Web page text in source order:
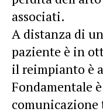
associati.
A distanza di
paziente è in
il reimpianto è
Fondamentale
comunicazione